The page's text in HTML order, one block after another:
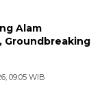
Alam
Groundbreaking
09:05 WIB